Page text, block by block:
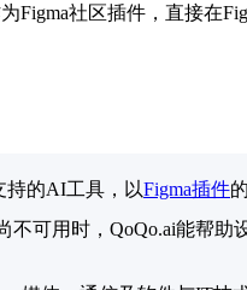
Figma社区插件，直接在
持的AI工具，以Figma插件
不可用时，QoQo.ai能帮